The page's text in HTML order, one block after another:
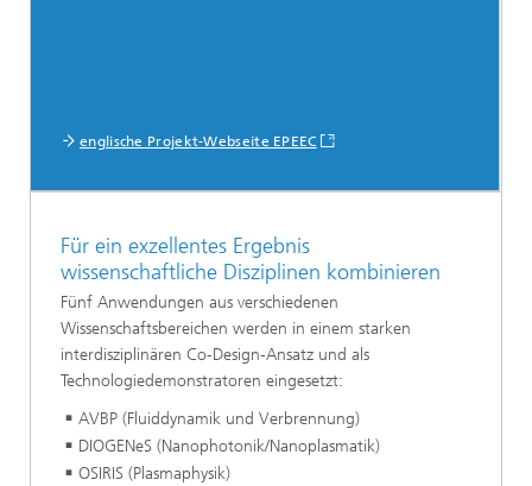
englische Projekt-Webseite EPEEC
Für ein exzellentes Ergebnis
wissenschaftliche Disziplinen kombinieren
Fünf Anwendungen aus verschiedenen
Wissenschaftsbereichen werden in einem starken
interdisziplinären Co-Design-Ansatz und als
Technologiedemonstratoren eingesetzt:
AVBP (Fluiddynamik und Verbrennung)
DIOGENeS (Nanophotonik/Nanoplasmatik)
OSIRIS (Plasmaphysik)